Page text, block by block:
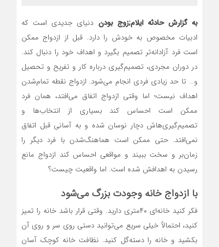
به گزارش حادثه ایلام;زوج بودن دنیای جدیدی است که
ادبیات مخصوص به خودش را دارد. قبل از ازدواج ممکن
است فرد آزادانه‌تر تصمیم بگیرد و اهداف خود را دنبال کند.
در دوران مجردی، تصمیم‌گیری درباره کار و تفریح و تحصیل
و… تا حد زیادی فردی انجام می‌شود. ازدواج نقطه تمام‌شدن
اهداف نیست؛ اما وقتی ازدواج اتفاق می‌افتد، همان فرد
ممکن است احساس کند بسیاری از انتخاب‌ها و
تصمیم‌گیری‌هاش دچار نوسان شده و به آسانی قبل اتفاق
نمی‌افتد. حتی ممکن است هماهنگ‌شدن با فرد دیگر را
زمان‌بر و سخت ببیند و مواقعی احساس کند ازدواج مانع
رسیدن به اهدافش شده است. اما واقعیت چیست؟
با ازدواج خانه وجودت بزرگ می‌شود
فکر کنید خانه‌ای ۴۰متری دارید. وقتی قرار باشد خانه را تمیز
کنید، احتمالاً خیلی سریع می‌توانید دستی روی سر و روی آن
بکشید و خانه را دسته‌گل کنید. نظافت خانه کوچک آسان